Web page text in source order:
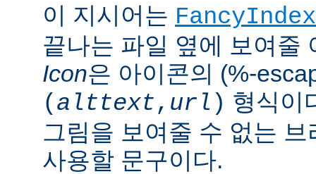
이 지시어는
끝나는 파일 옆에 보여줄
Icon은 아이콘의 (%-
( alttext, url ) 형식이
그림을 보여줄 수 없는
사용할 문구이다.